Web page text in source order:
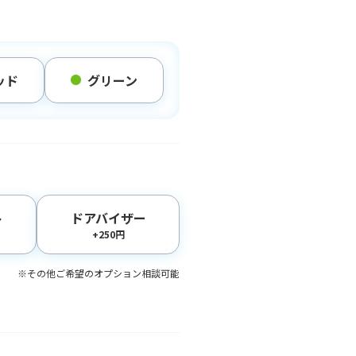
ド グリーン
ドアバイザー
+250円
※その他ご希望のオプション相談可能